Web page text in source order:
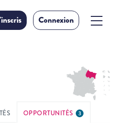
Connexion
OPPORTUNITÉS 3